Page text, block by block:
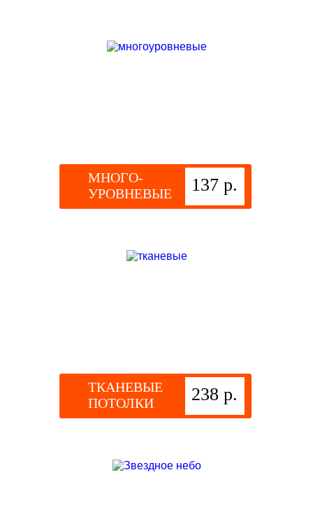
МНОГО-
УРОВНЕВЫЕ
137 р.
ТКАНЕВЫЕ
ПОТОЛКИ
238 р.